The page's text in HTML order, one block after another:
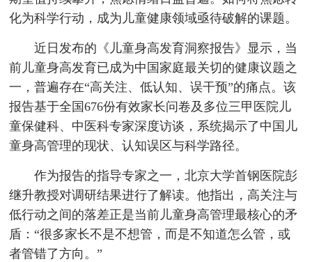
化为科学行动，成为儿童健康领域亟待破解的课题。
近日发布的《儿童身高发育洞察报告》显示，当
前儿童身高发育已成为中国家庭最关切的健康议题之
一，普遍存在“高关注、低认知、误干预”的痛点。该
报告基于全国676份有效家长问卷及多位三甲医院儿
童保健科、中医科专家深度访谈，系统揭示了中国儿
童身高管理的现状、认知误区与科学路径。
作为报告的指导专家之一，北京大学首钢医院彭
继升教授对调研结果进行了解读。他指出，高关注与
低行动之间的落差正是当前儿童身高管理最核心的矛
盾：“很多家长不是不想管，而是不知道怎么管，或
者管错了方向。”